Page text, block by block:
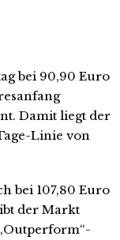
bei 90,90 Euro
Damit liegt der
Linie von
bei 107,80 Euro
der Markt